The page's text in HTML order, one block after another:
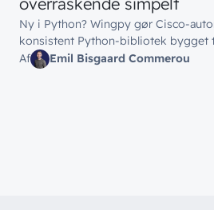
Ny i Python? Wingpy gør Cisco-
konsistent Python-bibliotek bygget
Af
Emil Bisgaard Commerou